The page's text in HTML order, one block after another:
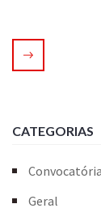
CATEGORIAS
Geral